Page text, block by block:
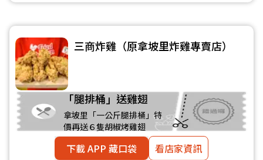
三商炸雞（原拿坡里炸雞專賣店）
「腿排桶」送雞翅
拿坡里「一公斤腿排桶」特
價再送６隻胡椒烤雞翅
下載 APP 藏口袋 看店家資訊